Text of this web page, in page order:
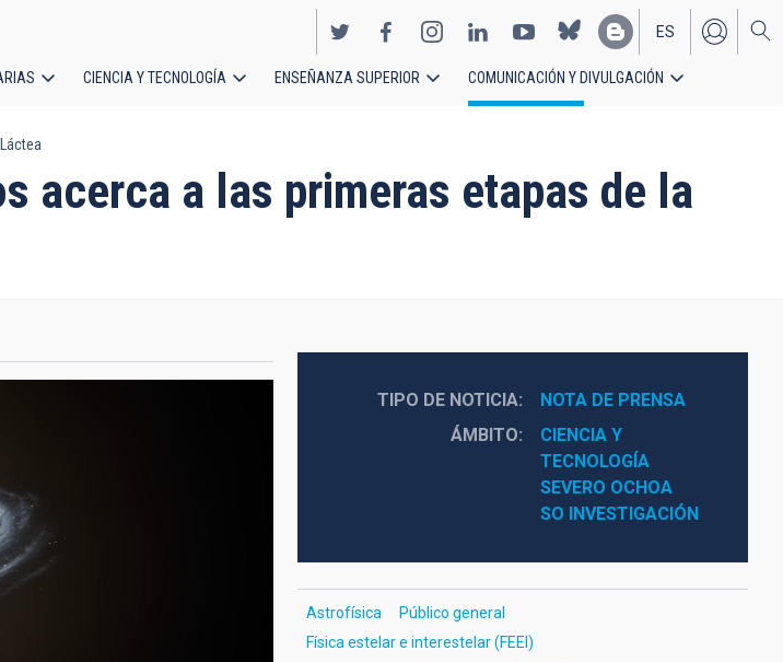
EN
ES
CIENCIA Y TECNOLOGÍA ENSEÑANZA SUPERIOR COMUNICACIÓN Y DIVULGACIÓN
acerca a las primeras etapas de la
TIPO DE NOTICIA
NOTA DE PRENSA
ÁMBITO
CIENCIA Y
TECNOLOGÍA
SEVERO OCHOA
SO INVESTIGACIÓN
Astrofísica
Público general
Física estelar e interestelar (FEEI)